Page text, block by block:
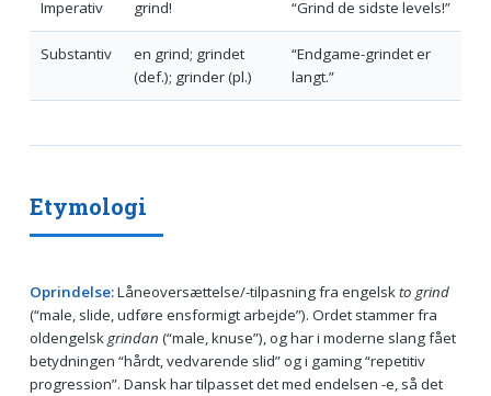
Imperativ grind! “Grind de sidste levels!”
Substantiv
en grind; grindet
(def.); grinder (pl.)
“Endgame-grindet er
langt.”
Etymologi
Oprindelse:Låneoversættelse/-tilpasning fra engelskto grind
(“male, slide, udføre ensformigt arbejde”). Ordet stammer fra
oldengelskgrindan (“male, knuse”), og har i moderne slang fået
betydningen “hårdt, vedvarende slid” og i gaming “repetitiv
progression”. Dansk har tilpasset det med endelsen -e, så det